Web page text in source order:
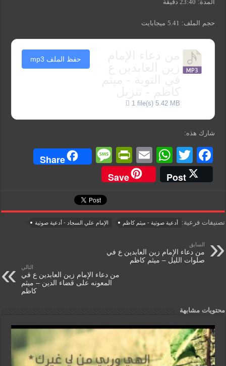
المدة: 23:40 دقيقة
حجم الملف: 5.41 ميجابايت
1 file(s) 5.42 MB
حفظ الملف mp3
شارك هذه:
F
a
c
b
o
k
T
wi
tt
W
h
at
A
p
E
m
ail
Pr
in
tF
ri
e
dl
M
a
g
Share
Post
Save
تصنيفات فرعية: أدعية صوتية - ميثم كاظم الإمام علي السجاد - أدعية صوتية
السابق
من دعاء الإمام زين العابدين ع في
صلوات الليل – ميثم كاظم
التالي
من دعاء الإمام زين العابدين ع في
المعونه على قضاء الدين – ميثم
كاظم
محتويات مشابهة